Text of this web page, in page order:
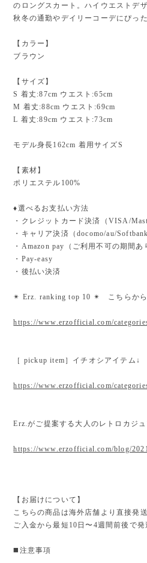
のロングスカート。ハイウエストデ
秋冬の通勤やデイリーコーデにぴっ
【カラー】
ブラウン
【サイズ】
S 着丈:87cm ウエスト:65cm
M 着丈:88cm ウエスト:69cm
L 着丈:89cm ウエスト:73cm
モデル身長162cm 着用サイズS
【素材】
ポリエステル100%
♦︎選べるお支払い方法
・クレジットカード決済（VISA/
・キャリア決済（docomo/au/
・Amazon pay（ご利用不可の期間あ
・Pay-easy
・後払い決済
✴︎ Erz. ranking top 10 ✴︎ こちらか
https://www.erzofficial.com/
［ pickup item］イチオシアイテム↓
https://www.erzofficial.com/
Erz.がご提案する大人のレトロカジュ
https://www.erzofficial.com/blog/
【お届けについて】
こちらの商品は海外店舗より直接発
ご入金から最短10日〜4週間前後で発
◼️注意事項